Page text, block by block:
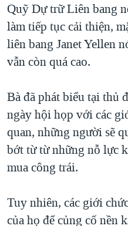
QUAN HỆ VIỆT MỸ
Quỹ Dự trữ Liên bang
làm tiếp tục cải thiện,
liên bang Janet Yellen
vẫn còn quá cao.
Bà đã phát biểu tại thủ
ngày hội họp với các
quan, những người sẽ
bớt từ từ những nỗ lực
mua công trái.
Tuy nhiên, các giới
của họ để củng cố nền